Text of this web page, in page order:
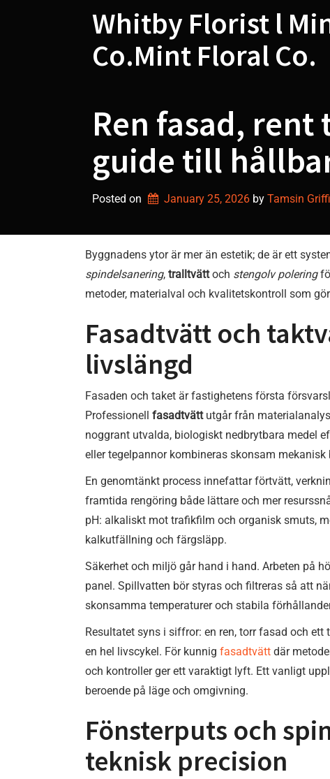
Whitby Florist l
Co.Mint Floral Co.
Ren fasad,
guide till
Posted on January 25, 2026 by Tamsin
Byggnadens ytor är mer än estetik; de är ett
spindelsanering, tralltvättoch stengolv polering
metoder, materialval och kvalitetskontroll som
Fasadtvätt och
livslängd
Fasaden och taket är fastighetens första
Professionell fasadtvättutgår från
noggrant utvalda, biologiskt nedbrytbara medel
eller tegelpannor kombineras skonsam
En genomtänkt process innefattar förtvätt,
framtida rengöring både lättare och mer
pH: alkaliskt mot trafikfilm och organisk smuts,
kalkutfällning och färgsläpp.
Säkerhet och miljö går hand i hand. Arbeten på
panel. Spillvatten bör styras och filtreras så att
skonsamma temperaturer och stabila
Resultatet syns i siffror: en ren, torr fasad och
en hel livscykel. För kunnig fasadtvätt där
och kontroller ger ett varaktigt lyft. Ett vanligt
beroende på läge och omgivning.
Fönsterputs och
teknisk precision